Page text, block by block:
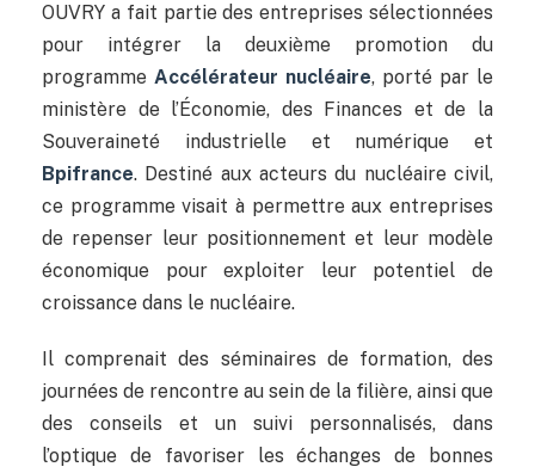
OUVRY a fait partie des entreprises sélectionnées
pour intégrer la deuxième promotion du
programme Accélérateur nucléaire, porté par le
ministère de l’Économie, des Finances et de la
Souveraineté industrielle et numérique et
Bpifrance. Destiné aux acteurs du nucléaire civil,
ce programme visait à permettre aux entreprises
de repenser leur positionnement et leur modèle
économique pour exploiter leur potentiel de
croissance dans le nucléaire.
Il comprenait des séminaires de formation, des
journées de rencontre au sein de la filière, ainsi que
des conseils et un suivi personnalisés, dans
l’optique de favoriser les échanges de bonnes